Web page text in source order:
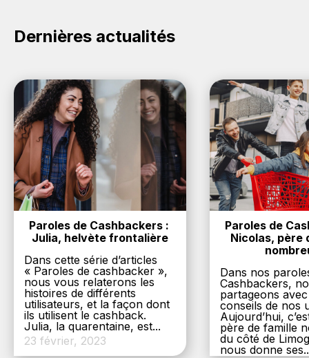
sur le site Aires.
Dernières actualités
Paroles de Cashbackers :
Julia, helvète frontalière
Dans cette série d’articles
« Paroles de cashbacker »,
nous vous relaterons les
histoires de différents
utilisateurs, et la façon dont
ils utilisent le cashback.
Julia, la quarentaine, est...
23 février, 2023
Paroles de
Nicolas, père
Dans nos
Cashbackers,
partageons
conseils de nos
Aujourd’hui,
père de famille
du côté de
nous donne